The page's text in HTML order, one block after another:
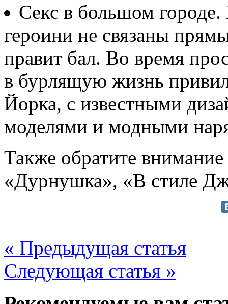
Секс в большом городе.
героини не связаны
правит бал. Во время
в бурлящую жизнь
Йорка, с известными
моделями и модными
Также обратите
«Дурнушка», «В стиле
« Предыдущая статья
Следующая статья »